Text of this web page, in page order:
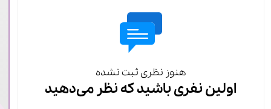
هنوز نظری ثبت نشده
اولین نفری باشید که نظر می‌دهید